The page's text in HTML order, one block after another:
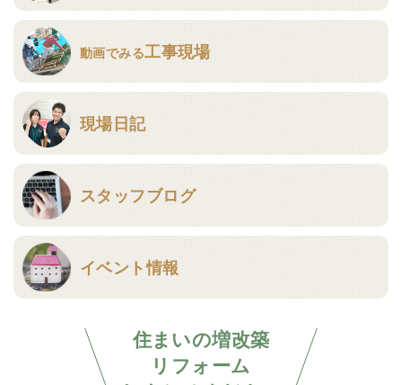
動画でみる工事現場
現場日記
スタッフブログ
イベント情報
住まいの増改築
リフォーム